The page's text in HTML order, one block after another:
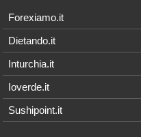
Forexiamo.it
Dietando.it
Inturchia.it
Ioverde.it
Sushipoint.it